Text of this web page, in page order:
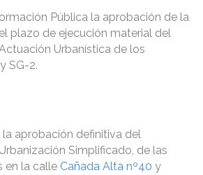
Pública la aprobación de la
plazo de ejecución material del
Urbanística de los
SG-2.
la aprobación definitiva del
Simplificado, de las
en la calle Cañada Alta nº40 y